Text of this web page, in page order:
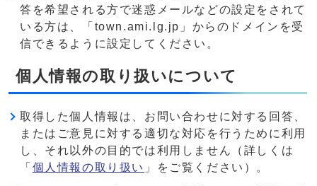
答を希望される方で迷惑メールなどの設定をされて
いる方は、「town.ami.lg.jp」からのドメインを受
信できるように設定してください。
個人情報の取り扱いについて
取得した個人情報は、お問い合わせに対する回答、
またはご意見に対する適切な対応を行うために利用
し、それ以外の目的では利用しません（詳しくは
「 個人情報の取り扱い 」をご覧ください）。